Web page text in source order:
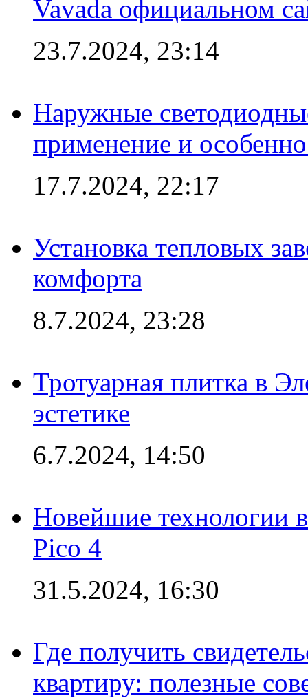
Vavada официальном
23.7.2024, 23:14
Наружные
применение и
17.7.2024, 22:17
Установка тепловых
комфорта
8.7.2024, 23:28
Тротуарная плитка в
эстетике
6.7.2024, 14:50
Новейшие технологии
Pico 4
31.5.2024, 16:30
Где получить
квартиру: полезные